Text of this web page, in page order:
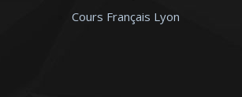
Cours Français Lyon